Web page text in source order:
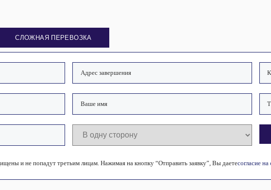
СЛОЖНАЯ ПЕРЕВОЗКА
и не попадут третьим лицам. Нажимая на кнопку “Отправить заявку”, Вы даетесогласие